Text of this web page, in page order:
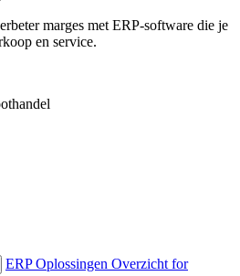
marges met ERP-software die je
en service.
ERP Oplossingen Overzicht for